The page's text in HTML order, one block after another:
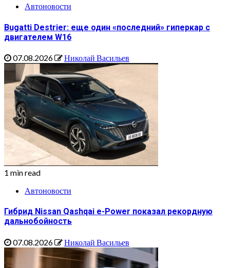
Автоновости
Bugatti Destrier: еще один «последний» гиперкар с
двигателем W16
07.08.2026 Николай Васильев
1 min read
Автоновости
Гибрид Nissan Qashqai e-Power показал рекордную
дальнобойность
07.08.2026 Николай Васильев